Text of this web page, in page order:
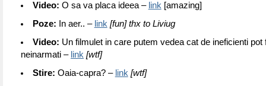
Video: O sa va placa ideea – link [amazing]
Poze: In aer.. – link [fun] thx to Liviug
Video: Un filmulet in care putem vedea cat de ineficienti pot
neinarmati – link [wtf]
Stire: Oaia-capra? – link [wtf]